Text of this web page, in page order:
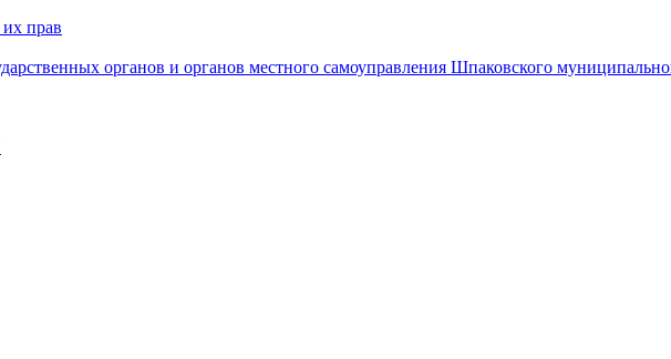
прав
органов и органов местного самоуправления Шпаковского